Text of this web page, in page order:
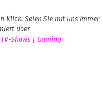
Klick. Seien Sie mit uns immer
über
Shows | Gaming